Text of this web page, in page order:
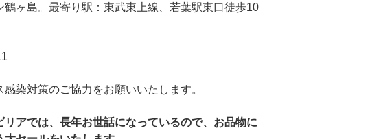
鶴ヶ島。最寄り駅：東武東上線、若葉駅東口徒歩10
染対策のご協力をお願いいたします。
リアでは、長年お世話になっているので、お品物に